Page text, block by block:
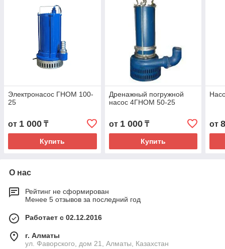
Электронасос ГНОМ 100-
25
от 1 000 ₸
Купить
Дренажный погружной
насос 4ГНОМ 50-25
от 1 000₸
Купить
от
О нас
Рейтинг не сформирован
Менее 5 отзывов за последний год
Работает с 02.12.2016
г. Алматы
ул. Фаворского, дом 21, Алматы, Казахстан